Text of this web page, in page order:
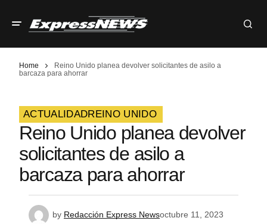
Home
Reino Unido planea devolver solicitantes de asilo a
barcaza para ahorrar
ACTUALIDADREINO UNIDO
Reino Unido planea devolver
solicitantes de asilo a
barcaza para ahorrar
by Redacción Express Newsoctubre 11, 2023